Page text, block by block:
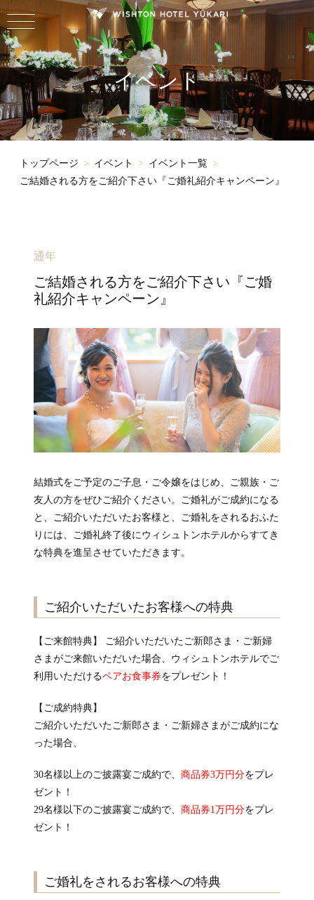
イベント
トップページ イベント
イベント一覧
ご結婚される方をご紹介下さい『ご婚礼紹介キャンペーン』
通年
ご結婚される方をご紹介下さい『ご婚
礼紹介キャンペーン』
結婚式をご予定のご子息・ご令嬢をはじめ、ご親族・ご
友人の方をぜひご紹介ください。ご婚礼がご成約になる
と、ご紹介いただいたお客様と、ご婚礼をされるおふた
りには、ご婚礼終了後にウィシュトンホテルからすてき
な特典を進呈させていただきます。
ご紹介いただいたお客様への特典
【ご来館特典】 ご紹介いただいたご新郎さま・ご新婦
さまがご来館いただいた場合、ウィシュトンホテルでご
利用いただけるペアお食事券をプレゼント！
【ご成約特典】
ご紹介いただいたご新郎さま・ご新婦さまがご成約にな
った場合、
30名様以上のご披露宴ご成約で、 商品券3万円分をプレ
ゼント！
29名様以下のご披露宴ご成約で、 商品券1万円分をプレ
ゼント！
ご婚礼をされるお客様への特典